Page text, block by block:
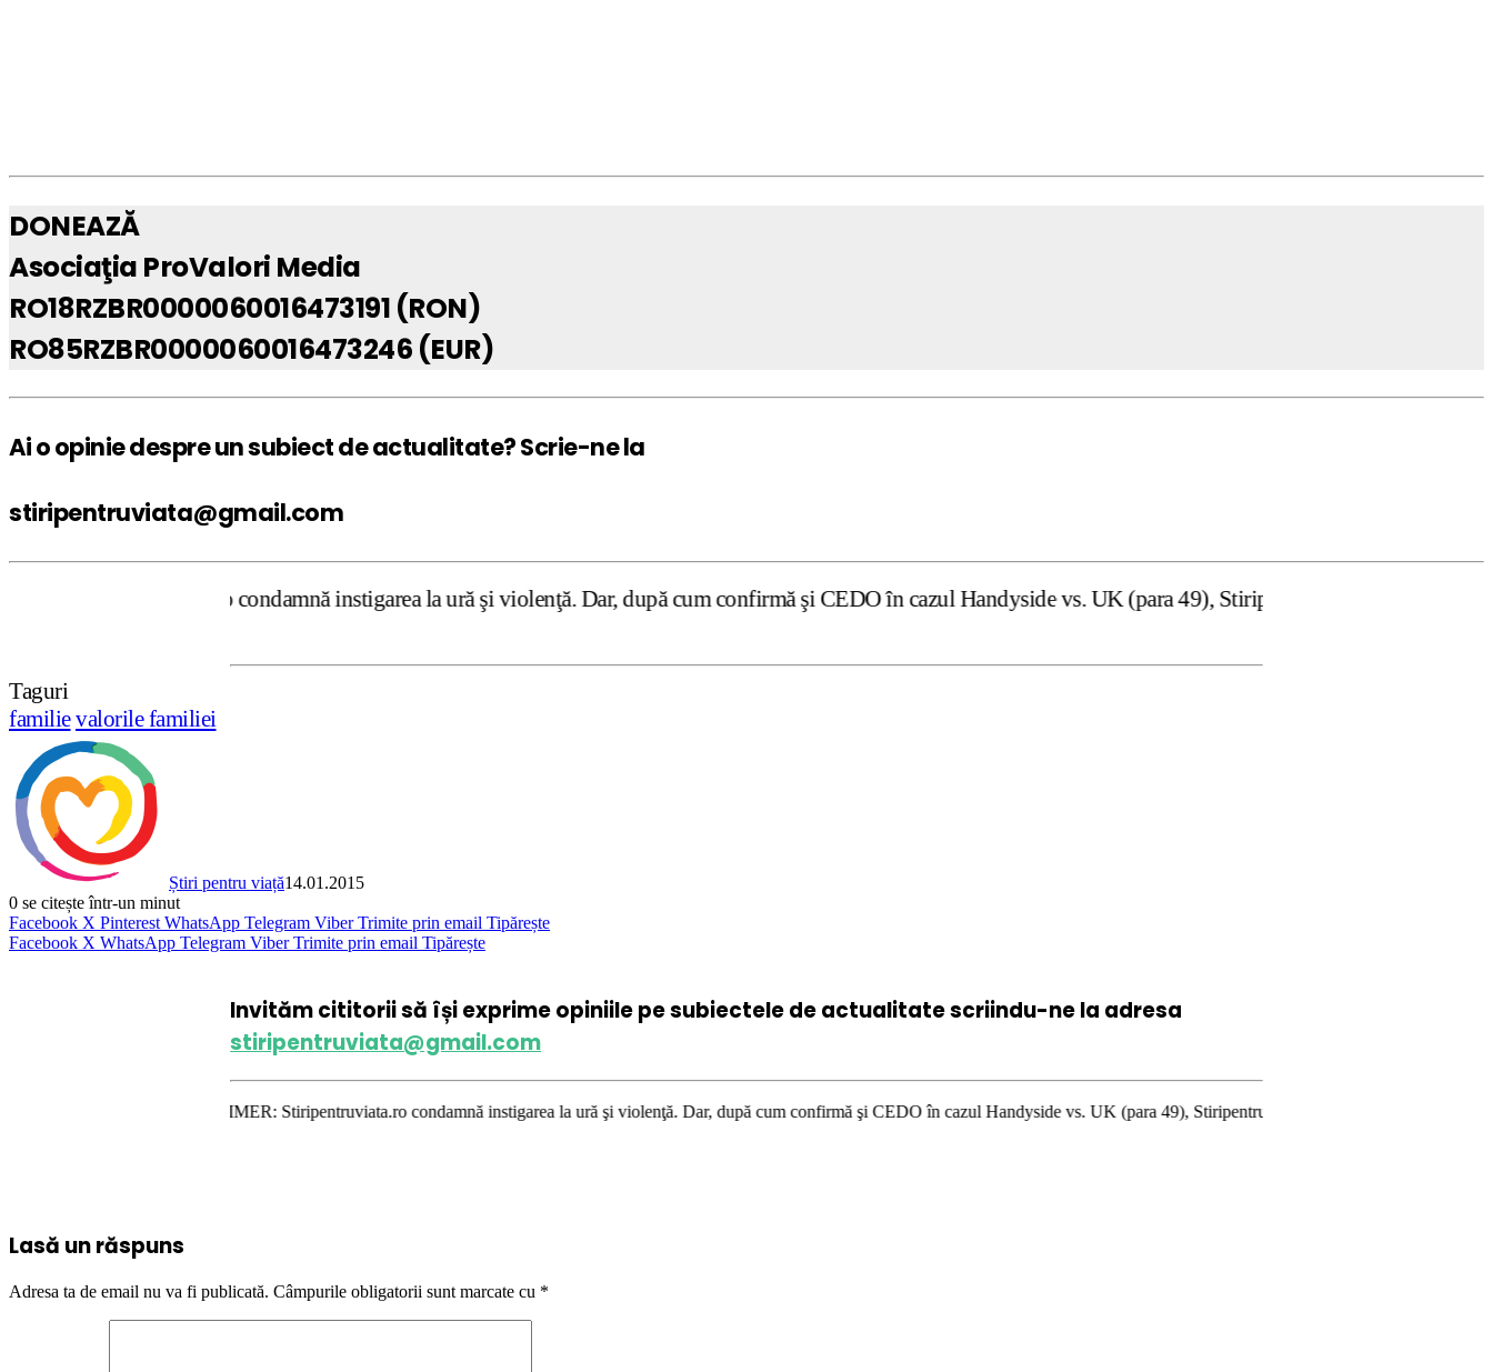
DONEAZĂ
Asociaţia ProValori Media
RO18RZBR0000060016473191 (RON)
RO85RZBR0000060016473246 (EUR)
Ai o opinie despre un subiect de actualitate? Scrie-ne la
stiripentruviata@gmail.com
condamnă instigarea la ură şi violenţă. Dar, după cum confirmă şi CEDO în cazul Handyside vs. UK (para 49), Stiripentruviata.ro consideră că
Taguri
familievalorile familiei
Știri pentru viață14.01.2015
0 se citește într-un minut
Facebook X Pinterest WhatsApp Telegram Viber Trimite prin email Tipărește
Facebook X WhatsApp Telegram Viber Trimite prin email Tipărește
Invităm cititorii să își exprime opiniile pe subiectele de actualitate scriindu-ne la adresa
stiripentruviata@gmail.com
DISCLAIMER: Stiripentruviata.ro condamnă instigarea la ură şi violenţă. Dar, după cum confirmă şi CEDO în cazul Handyside vs. UK (para 49), Stiripentruviata.ro consideră că dezbaterea onestă
Lasă un răspuns
Adresa ta de email nu va fi publicată. Câmpurile obligatorii sunt marcate cu *